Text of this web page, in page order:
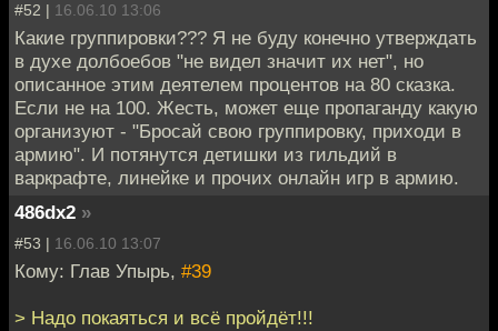
#52 | 16.06.10 13:06
Какие группировки??? Я не буду конечно утверждать
в духе долбоебов "не видел значит их нет", но
описанное этим деятелем процентов на 80 сказка.
Если не на 100. Жесть, может еще пропаганду какую
организуют - "Бросай свою группировку, приходи в
армию". И потянутся детишки из гильдий в
варкрафте, линейке и прочих онлайн игр в армию.
486dx2 »
#53 | 16.06.10 13:07
Кому: Глав Упырь, #39
> Надо покаяться и всё пройдёт!!!